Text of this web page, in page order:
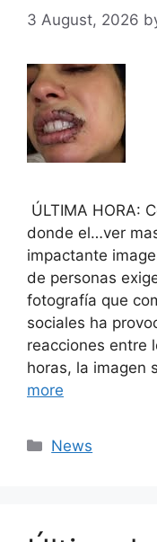
3 August, 2026
ÚLTIMA HORA:
donde el…ver
impactante
de personas
fotografía que
sociales ha
reacciones entre
horas, la imagen
more
Categories
News